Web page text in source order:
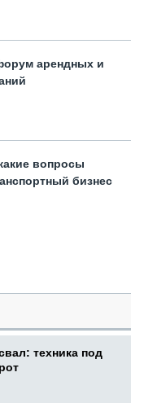
арендных и
вопросы
бизнес
техника под